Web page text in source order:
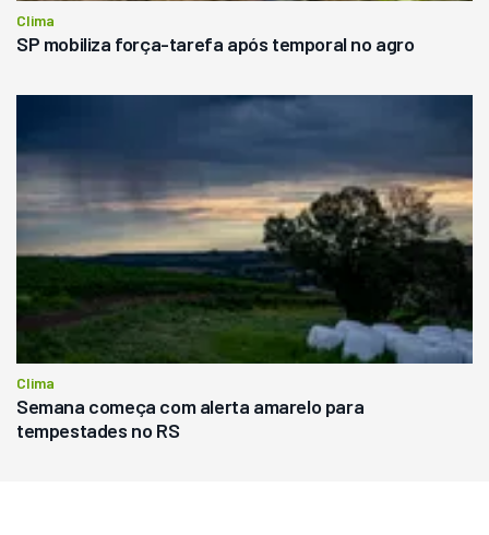
Clima
SP mobiliza força-tarefa após temporal no agro
Clima
Semana começa com alerta amarelo para
tempestades no RS